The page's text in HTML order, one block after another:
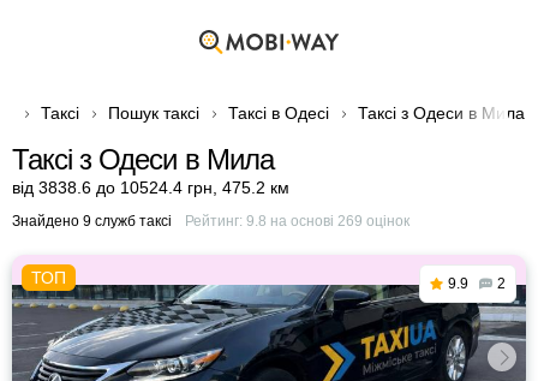
Таксі Пошук таксі Таксі в Одесі Таксі з Одеси в Мила
Таксі з Одеси в Мила
від 3838.6 до 10524.4 грн 475.2 км
Знайдено 9 служб таксі Рейтинг: 9.8 на основі 269 оцінок
9.9 2